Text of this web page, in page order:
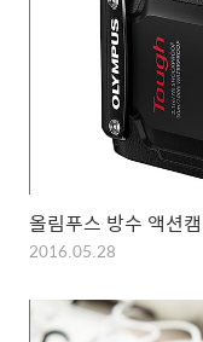
올림푸스 방수 액션
2016.05.28